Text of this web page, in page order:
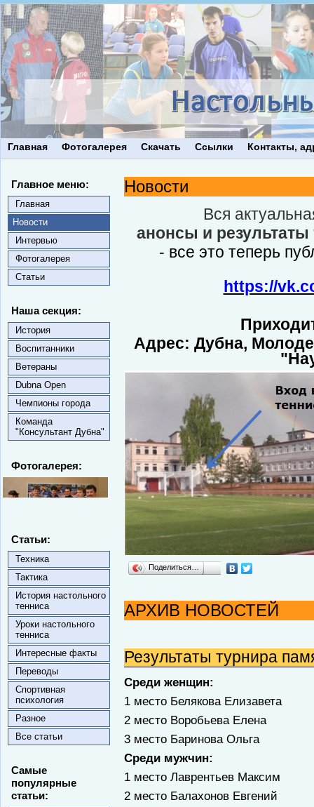
Главная Фотогалерея Скачать Ссылки Контакты,
Главное меню:
Главная
Новости
Интервью
Фотогалерея
Статьи
Наша секция:
История
Воспитанники
Ветераны
Dubna Open
Чемпионы города
Команда
"Консультант Дубна"
Фотогалерея:
Статьи:
Техника
Тактика
История настольного
тенниса
Уроки настольного
тенниса
Интересные факты
Переводы
Спортивная
психология
Разное
Все статьи
Самые
популярные
статьи:
Новости
Вся
анонсы и результаты
- все это теперь
https://
Адрес: Дубна,
Поделиться…
АРХИВ НОВОСТЕЙ
Результаты турнира
Среди женщин:
1 место Белякова Елизавета
2 место Воробьева Елена
3 место Баринова Ольга
Среди мужчин:
1 место Лаврентьев Максим
2 место Балахонов Евгений